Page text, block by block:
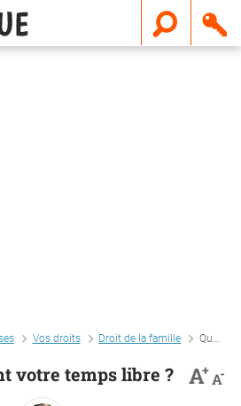
Vos droits Droit de la famille Que faire pendant votre temps libre ?
votre temps libre ? A+A-